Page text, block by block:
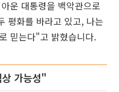
운 대통령을 백악관으로
평화를 바라고 있고, 나는
믿는다"고 밝혔습니다.
가능성"